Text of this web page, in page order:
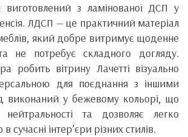
виготовлений з ламінованої ДСП у
ЛДСП — це практичний матеріал
який добре витримує щоденне
не потребує складного догляду.
робить вітрину Лачетті візуально
для поєднання з іншими
виконаний у бежевому кольорі, що
та дозволяє легко
сучасні інтер’єри різних стилів.